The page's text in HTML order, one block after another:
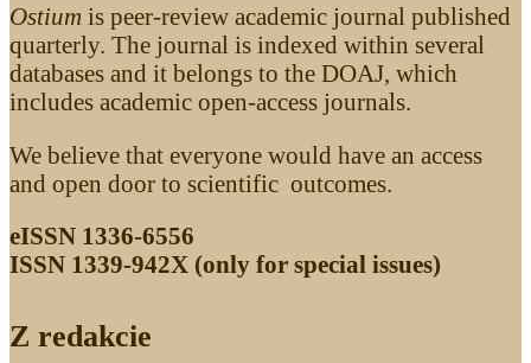
Ostium is peer-review academic journal published
quarterly. The journal is indexed within several
databases and it belongs to the DOAJ, which
includes academic open-access journals.
We believe that everyone would have an access
and open door to scientific outcomes.
eISSN 1336-6556
ISSN 1339­-942X (only for special issues)
Z redakcie